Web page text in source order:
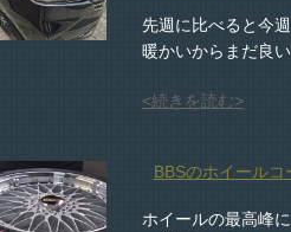
先週に比べると今
暖かいからまだ良い
<続きを読む>
BBSのホイールコ
ホイールの最高峰